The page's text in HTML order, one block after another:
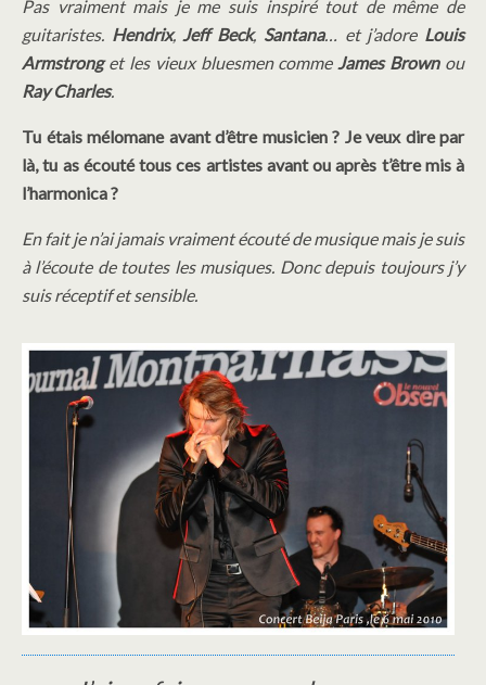
Pas vraiment mais je me suis inspiré tout de même de
guitaristes. Hendrix, Jeff Beck, Santana… et j’adore Louis
Armstronget les vieux bluesmen comme James Brownou
Ray Charles.
Tu étais mélomane avant d’être musicien ? Je veux dire par
là, tu as écouté tous ces artistes avant ou après t’être mis à
l’harmonica ?
En fait je n’ai jamais vraiment écouté de musique mais je suis
à l’écoute de toutes les musiques. Donc depuis toujours j’y
suis réceptif et sensible.